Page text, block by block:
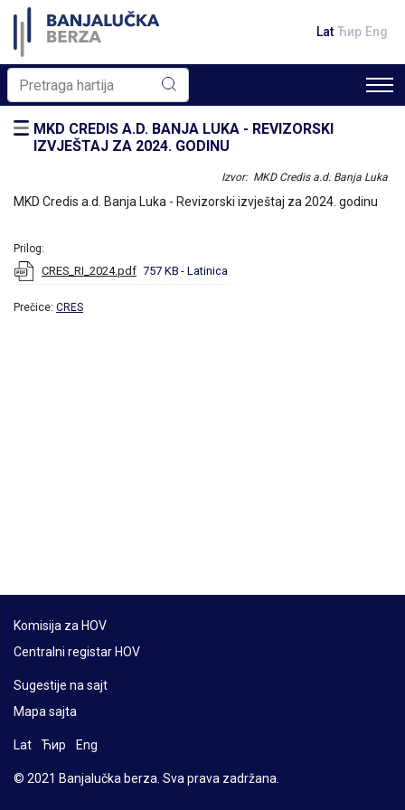
Lat Ћир Eng
MKD CREDIS A.D. BANJA LUKA - REVIZORSKI
IZVJEŠTAJ ZA 2024. GODINU
Izvor: MKD Credis a.d. Banja Luka
MKD Credis a.d. Banja Luka - Revizorski izvještaj za 2024. godinu
Prilog:
CRES_RI_2024.pdf 757 KB - Latinica
Prečice: CRES
Komisija za HOV
Centralni registar HOV
Sugestije na sajt
Mapa sajta
Lat Ћир Eng
© 2021 Banjalučka berza. Sva prava zadržana.